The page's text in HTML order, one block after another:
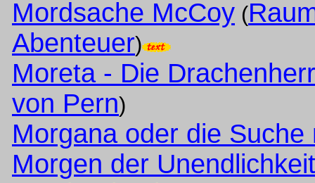
Mordsache McCoy (
Abenteuer)
Moreta - Die
von Pern)
Morgana oder die
Morgen der Unendlichkeit